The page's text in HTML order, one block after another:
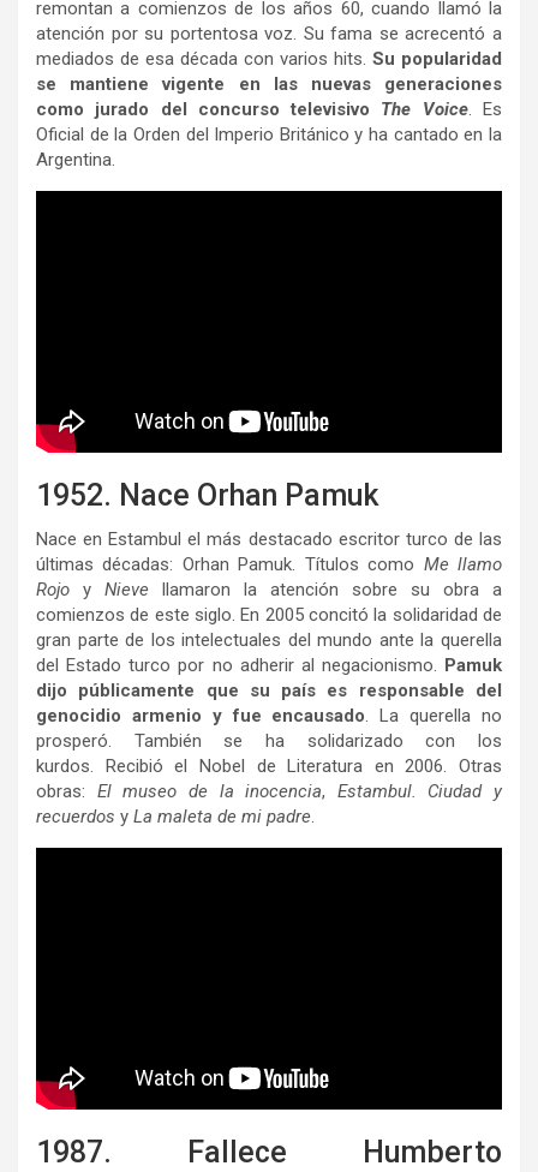
remontan a comienzos de los años 60, cuando llamó la
atención por su portentosa voz. Su fama se acrecentó a
mediados de esa década con varios hits. Su popularidad
se mantiene vigente en las nuevas generaciones
como jurado del concurso televisivo The Voice. Es
Oficial de la Orden del Imperio Británico y ha cantado en la
Argentina.
1952. Nace Orhan Pamuk
Nace en Estambul el más destacado escritor turco de las
últimas décadas: Orhan Pamuk. Títulos como Me llamo
Rojo y Nieve llamaron la atención sobre su obra a
comienzos de este siglo. En 2005 concitó la solidaridad de
gran parte de los intelectuales del mundo ante la querella
del Estado turco por no adherir al negacionismo. Pamuk
dijo públicamente que su país es responsable del
genocidio armenio y fue encausado. La querella no
prosperó. También se ha solidarizado con los
kurdos. Recibió el Nobel de Literatura en 2006. Otras
obras: El museo de la inocencia, Estambul. Ciudad y
recuerdos y La maleta de mi padre.
1987. Fallece Humberto